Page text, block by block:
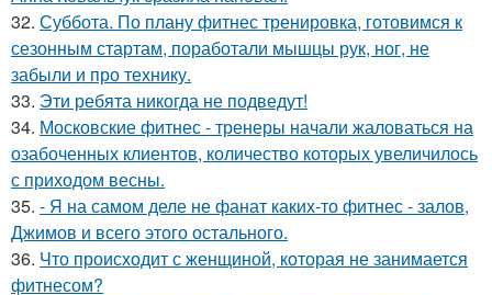
32. Суббота. По плану фитнес тренировка, готовимся к
сезонным стартам, поработали мышцы рук, ног, не
забыли и про технику.
33. Эти ребята никогда не подведут!
34. Московские фитнес - тренеры начали жаловаться на
озабоченных клиентов, количество которых увеличилось
с приходом весны.
35. - Я на самом деле не фанат каких-то фитнес - залов,
Джимов и всего этого остального.
36. Что происходит с женщиной, которая не занимается
фитнесом?